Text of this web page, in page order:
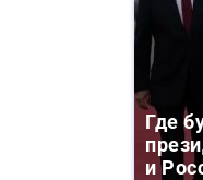
Где
и